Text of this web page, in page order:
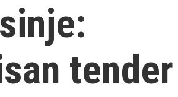
tender